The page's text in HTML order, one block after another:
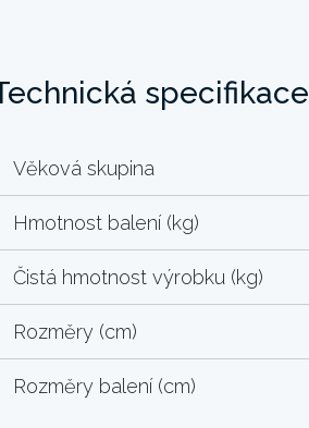
specifikace
Věková skupina
Hmotnost balení (kg)
Čistá hmotnost výrobku (kg)
Rozměry (cm)
Rozměry balení (cm)